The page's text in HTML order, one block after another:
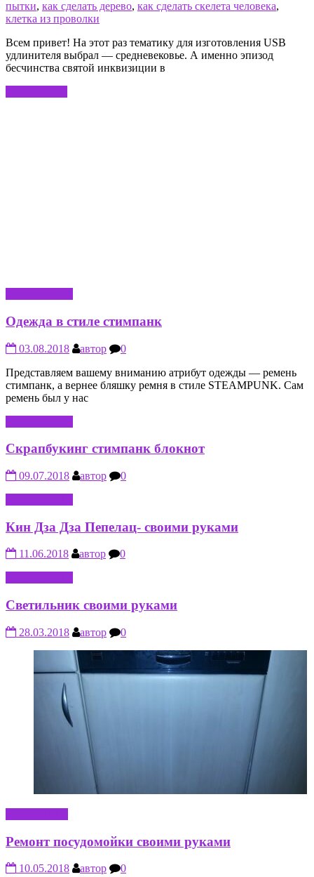
пытки, как сделать дерево, как сделать скелета человека,
клетка из проволки
Всем привет! На этот раз тематику для изготовления USB
удлинителя выбрал — средневековье. А именно эпизод
бесчинства святой инквизиции в
Одежда в стиле стимпанк
03.08.2018 автор
0
Представляем вашему вниманию атрибут одежды — ремень
стимпанк, а вернее бляшку ремня в стиле STEAMPUNK. Сам
ремень был у нас
Скрапбукинг стимпанк блокнот
09.07.2018 автор
0
Кин Дза Дза Пепелац- своими руками
11.06.2018 автор
0
Светильник своими руками
28.03.2018 автор 0
Ремонт посудомойки своими руками
10.05.2018 автор
0